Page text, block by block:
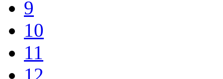
9
10
11
12